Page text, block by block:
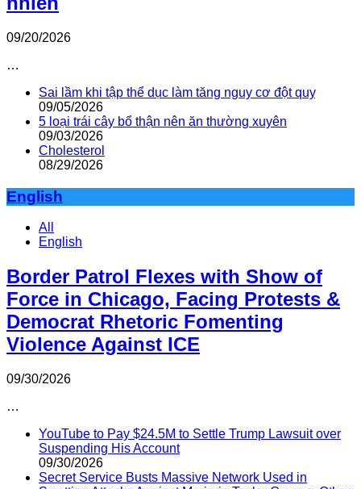
09/20/2026
…
Sai lầm khi tập thể dục làm tăng nguy cơ đột quỵ
09/05/2026
5 loại trái cây bổ thận nên ăn thường xuyên
09/03/2026
Cholesterol
08/29/2026
English
All
English
Border Patrol Flexes with Show of
Force in Chicago, Facing Protests &
Democrat Rhetoric Fomenting
Violence Against ICE
09/30/2026
…
YouTube to Pay $24.5M to Settle Trump Lawsuit over
Suspending His Account
09/30/2026
Secret Service Busts Massive Network Used in